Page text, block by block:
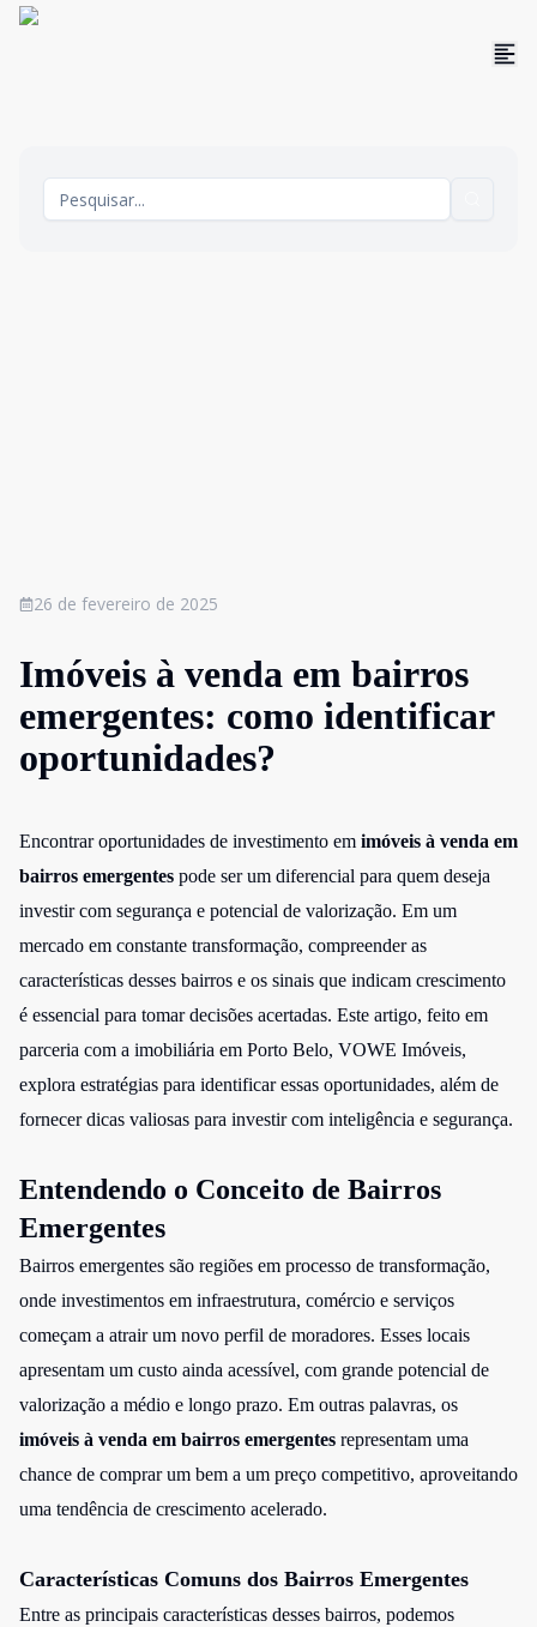
26 de fevereiro de 2025
Imóveis à venda em bairros
emergentes: como identificar
oportunidades?
Encontrar oportunidades de investimento em imóveis à venda em
bairros emergentes pode ser um diferencial para quem deseja
investir com segurança e potencial de valorização. Em um
mercado em constante transformação, compreender as
características desses bairros e os sinais que indicam crescimento
é essencial para tomar decisões acertadas. Este artigo, feito em
parceria com a imobiliária em Porto Belo, VOWE Imóveis,
explora estratégias para identificar essas oportunidades, além de
fornecer dicas valiosas para investir com inteligência e segurança.
Entendendo o Conceito de Bairros
Emergentes
Bairros emergentes são regiões em processo de transformação,
onde investimentos em infraestrutura, comércio e serviços
começam a atrair um novo perfil de moradores. Esses locais
apresentam um custo ainda acessível, com grande potencial de
valorização a médio e longo prazo. Em outras palavras, os
imóveis à venda em bairros emergentes representam uma
chance de comprar um bem a um preço competitivo, aproveitando
uma tendência de crescimento acelerado.
Características Comuns dos Bairros Emergentes
Entre as principais características desses bairros, podemos